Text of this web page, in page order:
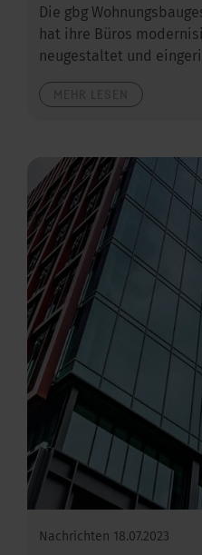
Die gbg
hat ihre Büros
neugestaltet und
Nachrichten 18.07.2023